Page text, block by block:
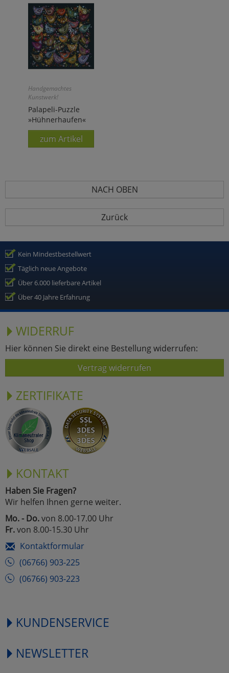
Handgemachtes
Kunstwerk!
Palapeli-Puzzle
»Hühnerhaufen«
zum Artikel
NACH OBEN
Zurück
Kein Mindestbestellwert
Täglich neue Angebote
Über 6.000 lieferbare Artikel
Über 40 Jahre Erfahrung
WIDERRUF
Hier können Sie direkt eine Bestellung widerrufen:
Vertrag widerrufen
ZERTIFIKATE
KONTAKT
Haben Sie Fragen?
Wir helfen Ihnen gerne weiter.
Mo. - Do.von 8.00-17.00 Uhr
Fr.von 8.00-15.30 Uhr
Kontaktformular
(06766) 903-225
(06766) 903-223
KUNDENSERVICE
NEWSLETTER